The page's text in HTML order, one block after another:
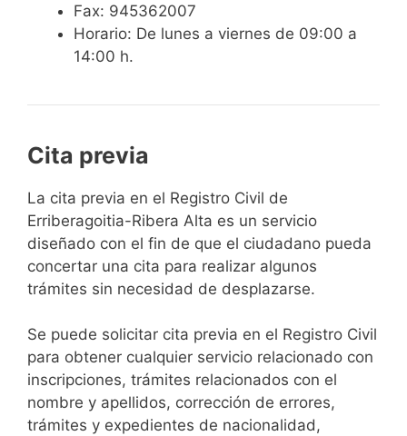
Fax: 945362007
Horario: De lunes a viernes de 09:00 a
14:00 h.
Cita previa
​​​​​​​​​​​​​​​​​​​​​​​​​​​​La cita previa en el Registro Civil de
Erriberagoitia-Ribera Alta es un servicio
diseñado con el fin de que el ciudadano pueda
concertar una cita para realizar algunos
trámites sin necesidad de desplazarse.​
Se puede solicitar cita previa en el Registro Civil
para obtener cualquier servicio relacionado con
inscripciones, trámites relacionados con el
nombre y apellidos, corrección de errores,
trámites y expedientes de nacionalidad,